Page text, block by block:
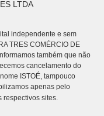
LTDA
independente e sem
TRES COMÉRCIO DE
também que não
cancelamento do
ISTOÉ, tampouco
apenas pelo
respectivos sites.